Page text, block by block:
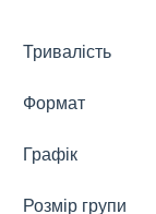
Тривалість
Формат
Графік
Розмір групи